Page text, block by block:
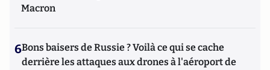
Macron
6Bons baisers de Russie ? Voilà ce qui se cache
derrière les attaques aux drones à l'aéroport de